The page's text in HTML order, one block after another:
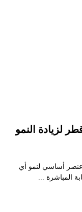
لزيادة النمو
أساسي لنمو أي
المباشرة ...